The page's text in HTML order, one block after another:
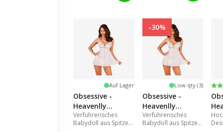
Auf Lager
Obsessive -
Heavenlly
babydoll & thong
M/L
Verführerisches
Babydoll aus Spitze
-30%
Low qty (3)
Obsessive -
Heavenlly
babydoll & thong
XS/S
Verführerisches
Babydoll aus Spitze